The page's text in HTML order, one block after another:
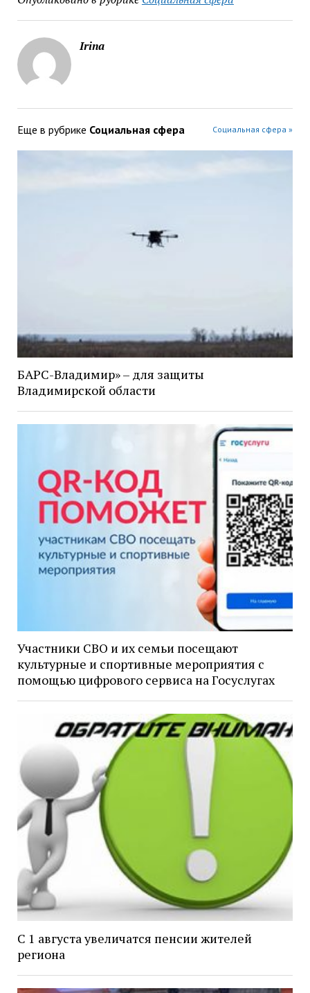
Irina
Еще в рубрике Социальная сфера Социальная сфера »
БАРС-Владимир» – для защиты
Владимирской области
Участники СВО и их семьи посещают
культурные и спортивные мероприятия с
помощью цифрового сервиса на Госуслугах
С 1 августа увеличатся пенсии жителей
региона